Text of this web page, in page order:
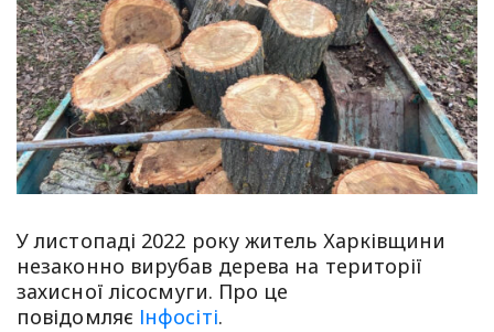
У листопаді 2022 року житель Харківщини
незаконно вирубав дерева на території
захисної лісосмуги. Про це
повідомляє Інфосіті.